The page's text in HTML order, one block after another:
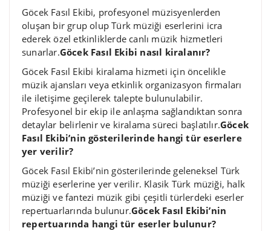
Göcek Fasıl Ekibi, profesyonel müzisyenlerden
oluşan bir grup olup Türk müziği eserlerini icra
ederek özel etkinliklerde canlı müzik hizmetleri
sunarlar.Göcek Fasıl Ekibi nasıl kiralanır?
Göcek Fasıl Ekibi kiralama hizmeti için öncelikle
müzik ajansları veya etkinlik organizasyon firmaları
ile iletişime geçilerek talepte bulunulabilir.
Profesyonel bir ekip ile anlaşma sağlandıktan sonra
detaylar belirlenir ve kiralama süreci başlatılır.Göcek
Fasıl Ekibi’nin gösterilerinde hangi tür eserlere
yer verilir?
Göcek Fasıl Ekibi’nin gösterilerinde geleneksel Türk
müziği eserlerine yer verilir. Klasik Türk müziği, halk
müziği ve fantezi müzik gibi çeşitli türlerdeki eserler
repertuarlarında bulunur.Göcek Fasıl Ekibi’nin
repertuarında hangi tür eserler bulunur?